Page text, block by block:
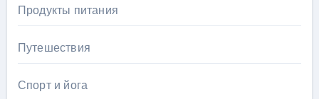
Продукты питания
Путешествия
Спорт и йога